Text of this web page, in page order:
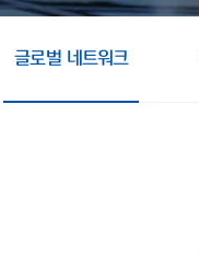
글로벌 네트워크